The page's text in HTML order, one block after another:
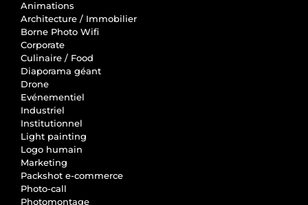
Animations
Architecture / Immobilier
Borne Photo Wifi
Corporate
Culinaire / Food
Diaporama géant
Drone
Evénementiel
Industriel
Institutionnel
Light painting
Logo humain
Marketing
Packshot e-commerce
Photo-call
Photomontage